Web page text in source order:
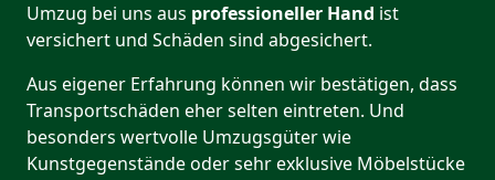
Umzug bei uns aus professioneller Hand ist
versichert und Schäden sind abgesichert.
Aus eigener Erfahrung können wir bestätigen, dass
Transportschäden eher selten eintreten. Und
besonders wertvolle Umzugsgüter wie
Kunstgegenstände oder sehr exklusive Möbelstücke